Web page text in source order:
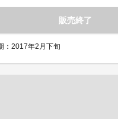
販売終了
：2017年2月下旬